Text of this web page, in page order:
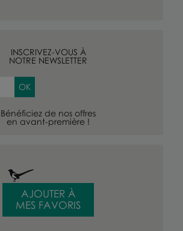
INSCRIVEZ-VOUS À
NOTRE NEWSLETTER
Bénéficiez de nos offres
en avant-première !
AJOUTER À
MES FAVORIS